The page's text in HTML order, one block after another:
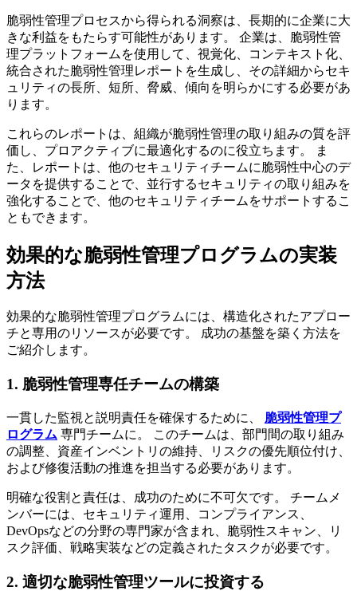
脆弱性管理プロセスから得られる洞察は、長期的に企業に大
きな利益をもたらす可能性があります。 企業は、脆弱性管
理プラットフォームを使用して、視覚化、コンテキスト化、
統合された脆弱性管理レポートを生成し、その詳細からセキ
ュリティの長所、短所、脅威、傾向を明らかにする必要があ
ります。
これらのレポートは、組織が脆弱性管理の取り組みの質を評
価し、プロアクティブに最適化するのに役立ちます。 ま
た、レポートは、他のセキュリティチームに脆弱性中心のデ
ータを提供することで、並行するセキュリティの取り組みを
強化することで、他のセキュリティチームをサポートするこ
ともできます。
効果的な脆弱性管理プログラムの実装
方法
効果的な脆弱性管理プログラムには、構造化されたアプロー
チと専用のリソースが必要です。 成功の基盤を築く方法を
ご紹介します。
1. 脆弱性管理専任チームの構築
一貫した監視と説明責任を確保するために、 脆弱性管理プ
ログラム 専門チームに。 このチームは、部門間の取り組み
の調整、資産インベントリの維持、リスクの優先順位付け、
および修復活動の推進を担当する必要があります。
明確な役割と責任は、成功のために不可欠です。 チームメ
ンバーには、セキュリティ運用、コンプライアンス、
DevOpsなどの分野の専門家が含まれ、脆弱性スキャン、リ
スク評価、戦略実装などの定義されたタスクが必要です。
2. 適切な脆弱性管理ツールに投資する